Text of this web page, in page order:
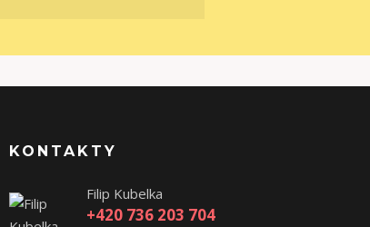
KONTAKTY
Filip Kubelka
+420 736 203 704